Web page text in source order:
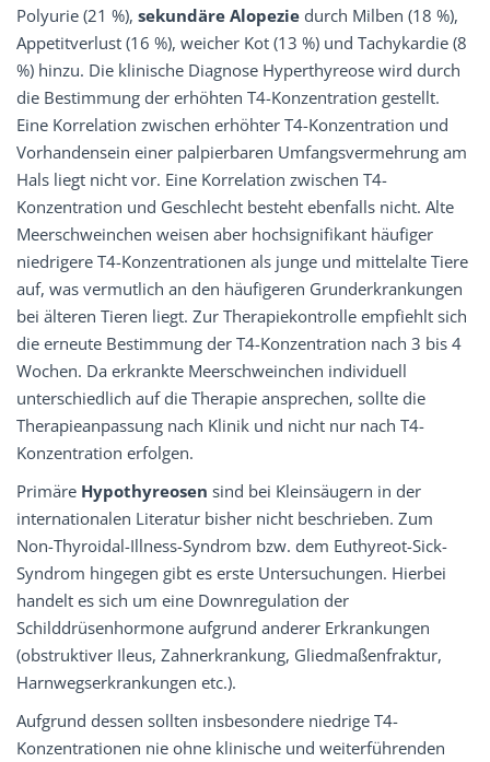
Polyurie (21 %), sekundäre Alopezie durch Milben (18 %),
Appetitverlust (16 %), weicher Kot (13 %) und Tachykardie (8
%) hinzu. Die klinische Diagnose Hyperthyreose wird durch
die Bestimmung der erhöhten T4-Konzentration gestellt.
Eine Korrelation zwischen erhöhter T4-Konzentration und
Vorhandensein einer palpierbaren Umfangsvermehrung am
Hals liegt nicht vor. Eine Korrelation zwischen T4-
Konzentration und Geschlecht besteht ebenfalls nicht. Alte
Meerschweinchen weisen aber hochsignifikant häufiger
niedrigere T4-Konzentrationen als junge und mittelalte Tiere
auf, was vermutlich an den häufigeren Grunderkrankungen
bei älteren Tieren liegt. Zur Therapiekontrolle empfiehlt sich
die erneute Bestimmung der T4-Konzentration nach 3 bis 4
Wochen. Da erkrankte Meerschweinchen individuell
unterschiedlich auf die Therapie ansprechen, sollte die
Therapieanpassung nach Klinik und nicht nur nach T4-
Konzentration erfolgen.
Primäre Hypothyreosen sind bei Kleinsäugern in der
internationalen Literatur bisher nicht beschrieben. Zum
Non-Thyroidal-Illness-Syndrom bzw. dem Euthyreot-Sick-
Syndrom hingegen gibt es erste Untersuchungen. Hierbei
handelt es sich um eine Downregulation der
Schilddrüsenhormone aufgrund anderer Erkrankungen
(obstruktiver Ileus, Zahnerkrankung, Gliedmaßenfraktur,
Harnwegserkrankungen etc.).
Aufgrund dessen sollten insbesondere niedrige T4-
Konzentrationen nie ohne klinische und weiterführenden